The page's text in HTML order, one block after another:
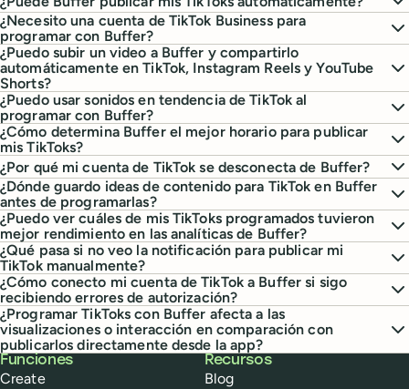
¿Necesito una cuenta de TikTok Business para
programar con Buffer?
¿Puedo subir un video a Buffer y compartirlo
automáticamente en TikTok, Instagram Reels y YouTube
Shorts?
¿Puedo usar sonidos en tendencia de TikTok al
programar con Buffer?
¿Cómo determina Buffer el mejor horario para publicar
mis TikToks?
¿Por qué mi cuenta de TikTok se desconecta de Buffer?
¿Dónde guardo ideas de contenido para TikTok en Buffer
antes de programarlas?
¿Puedo ver cuáles de mis TikToks programados tuvieron
mejor rendimiento en las analíticas de Buffer?
¿Qué pasa si no veo la notificación para publicar mi
TikTok manualmente?
¿Cómo conecto mi cuenta de TikTok a Buffer si sigo
recibiendo errores de autorización?
¿Programar TikToks con Buffer afecta a las
visualizaciones o interacción en comparación con
publicarlos directamente desde la app?
Buffer
Funciones
Create
Recursos
Blog